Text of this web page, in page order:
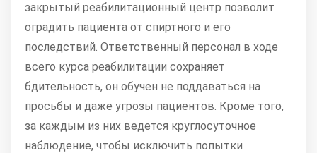
закрытый реабилитационный центр позволит
оградить пациента от спиртного и его
последствий. Ответственный персонал в ходе
всего курса реабилитации сохраняет
бдительность, он обучен не поддаваться на
просьбы и даже угрозы пациентов. Кроме того,
за каждым из них ведется круглосуточное
наблюдение, чтобы исключить попытки